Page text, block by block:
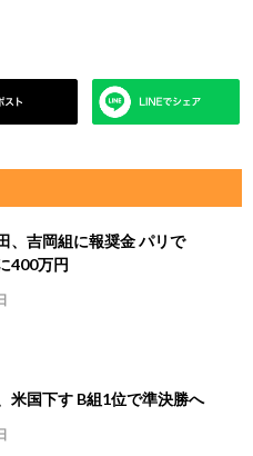
、吉岡組に報奨金 パリで
400万円
米国下す B組1位で準決勝へ